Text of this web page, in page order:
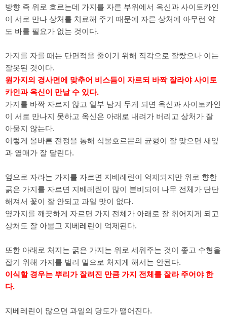
방향 즉 위로 흐르는데 가지를 자른 부위에서 옥신과 사이토카인
이 서로 만나 상처를 치료해 주기 때문에 자른 상처에 아무런 약
도 바를 필요가 없는 것이다.
가지를 자를 때는 단면적을 줄이기 위해 직각으로 잘랐으나 이는
잘못된 것이다.
원가지의 경사면에 맞추어 비스듬이 자르되 바짝 잘라야 사이토
카인과 옥신이 만날 수 있다.
가지를 바짝 자르지 않고 일부 남겨 두게 되면 옥신과 사이토카인
이 서로 만나지 못하고 옥신은 아래로 내려가 버리고 상처가 잘
아물지 않는다.
이렇게 올바른 전정을 통해 식물호르몬의 균형이 잘 맞으면 새잎
과 열매가 잘 달린다.
옆으로 자라는 가지를 자르면 지베레린이 억제되지만 위로 향한
굵은 가지를 자르면 지베레린이 많이 분비되어 나무 전체가 단단
해져서 꽃이 잘 안되고 과일 맛이 없다.
옆가지를 깨끗하게 자르면 가지 전체가 아래로 잘 휘어지게 되고
상처도 잘 아물고 지베레린이 억제된다.
또한 아래로 처지는 굵은 가지는 위로 세워주는 것이 좋고 수형을
잡기 위해 가지를 벌려 밑으로 처지게 해서는 안된다.
이식할 경우는 뿌리가 잘려진 만큼 가지 전체를 잘라 주어야 한
다.
지베레린이 많으면 과일의 당도가 떨어진다.